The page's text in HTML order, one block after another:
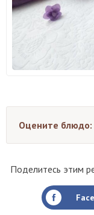
Оцените блюдо:
Поделитесь этим